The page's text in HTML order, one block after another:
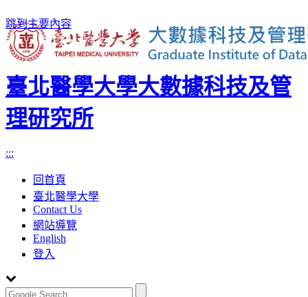
跳到主要內容
臺北醫學大學大數據科技及管
理研究所
:::
回首頁
臺北醫學大學
Contact Us
網站導覽
English
登入